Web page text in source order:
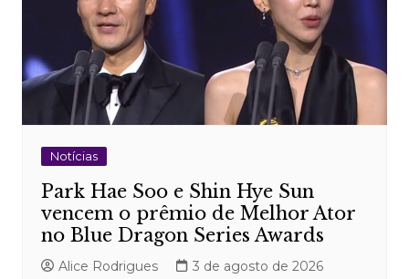
Notícias
Park Hae Soo e Shin Hye Sun
vencem o prêmio de Melhor Ator
no Blue Dragon Series Awards
Alice Rodrigues
3 de agosto de 2026